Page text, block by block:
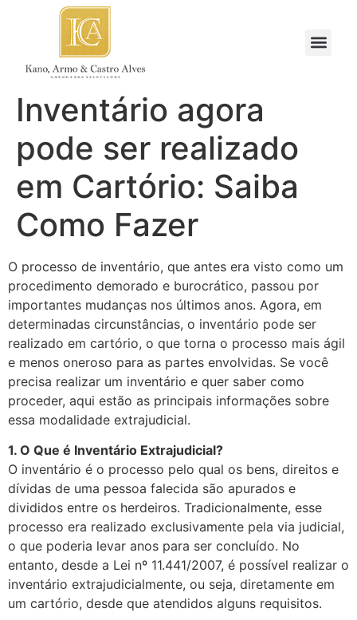
Inventário agora
pode ser realizado
em Cartório: Saiba
Como Fazer
O processo de inventário, que antes era visto como um
procedimento demorado e burocrático, passou por
importantes mudanças nos últimos anos. Agora, em
determinadas circunstâncias, o inventário pode ser
realizado em cartório, o que torna o processo mais ágil
e menos oneroso para as partes envolvidas. Se você
precisa realizar um inventário e quer saber como
proceder, aqui estão as principais informações sobre
essa modalidade extrajudicial.
1. O Que é Inventário Extrajudicial?
O inventário é o processo pelo qual os bens, direitos e
dívidas de uma pessoa falecida são apurados e
divididos entre os herdeiros. Tradicionalmente, esse
processo era realizado exclusivamente pela via judicial,
o que poderia levar anos para ser concluído. No
entanto, desde a Lei nº 11.441/2007, é possível realizar o
inventário extrajudicialmente, ou seja, diretamente em
um cartório, desde que atendidos alguns requisitos.